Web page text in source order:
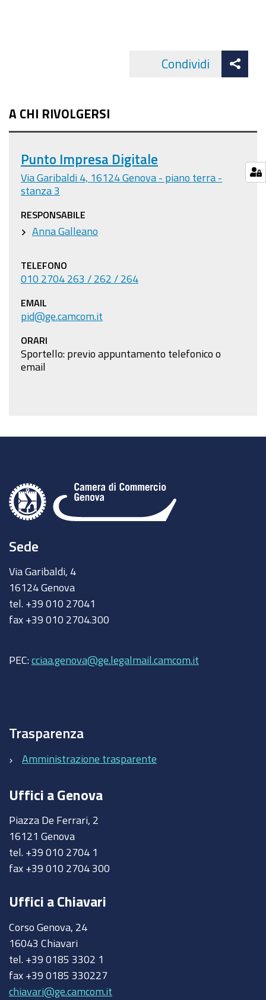
Condividi
A CHI RIVOLGERSI
Punto Impresa Digitale
Via Garibaldi 4, 16124 Genova - piano terra -
stanza 3
RESPONSABILE
Anna Galleano
TELEFONO
010 2704 263 / 262 / 264
EMAIL
pid@ge.camcom.it
ORARI
Sportello: previo appuntamento telefonico o
email
Sede
Via Garibaldi, 4
16124 Genova
tel. +39 010 27041
fax +39 010 2704.300
PEC: cciaa.genova@ge.legalmail.camcom.it
Trasparenza
Amministrazione trasparente
Uffici a Genova
Piazza De Ferrari, 2
16121 Genova
tel. +39 010 2704 1
fax +39 010 2704 300
Uffici a Chiavari
Corso Genova, 24
16043 Chiavari
tel. +39 0185 3302 1
fax +39 0185 330227
chiavari@ge.camcom.it